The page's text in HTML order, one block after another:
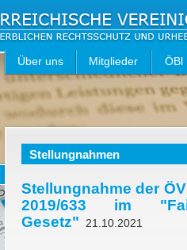
Über uns Mitglieder ÖBl
Stellungnahmen
Stellungnahme der
2019/633 im
Gesetz"
21.10.2021